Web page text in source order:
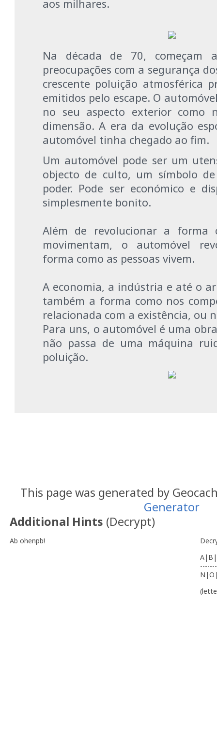
aos milhares.
Na década de 70, começam
preocupações com a segurança
crescente poluição atmosférica
emitidos pelo escape. O
no seu aspecto exterior como
dimensão. A era da evolução
automóvel tinha chegado ao fim.
Um automóvel pode ser um
objecto de culto, um símbolo
poder. Pode ser económico e
simplesmente bonito.
Além de revolucionar a forma
movimentam, o automóvel
forma como as pessoas vivem.
A economia, a indústria e até o
também a forma como nos
relacionada com a existência, ou
Para uns, o automóvel é uma
não passa de uma máquina
poluição.
This page was generated by
Generator
Additional Hints (Decrypt)
Ab ohenpb!